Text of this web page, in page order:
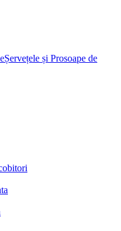
Șervețele și Prosoape de